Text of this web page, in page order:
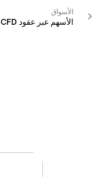
الأسواق
الأسهم عبر عقود CFD